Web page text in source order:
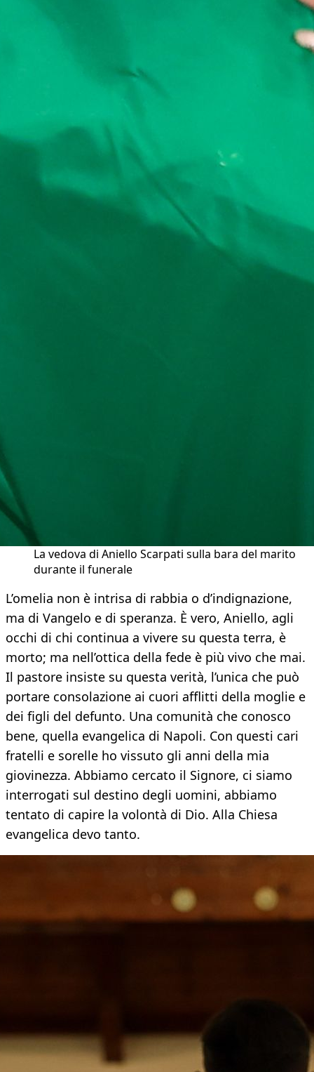
La vedova di Aniello Scarpati sulla bara del marito
durante il funerale
L’omelia non è intrisa di rabbia o d’indignazione,
ma di Vangelo e di speranza. È vero, Aniello, agli
occhi di chi continua a vivere su questa terra, è
morto; ma nell’ottica della fede è più vivo che mai.
Il pastore insiste su questa verità, l’unica che può
portare consolazione ai cuori afflitti della moglie e
dei figli del defunto. Una comunità che conosco
bene, quella evangelica di Napoli. Con questi cari
fratelli e sorelle ho vissuto gli anni della mia
giovinezza. Abbiamo cercato il Signore, ci siamo
interrogati sul destino degli uomini, abbiamo
tentato di capire la volontà di Dio. Alla Chiesa
evangelica devo tanto.